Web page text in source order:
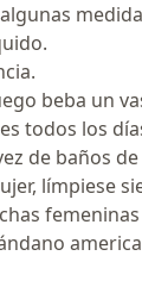
beba un
todos los
de baños
límpiese